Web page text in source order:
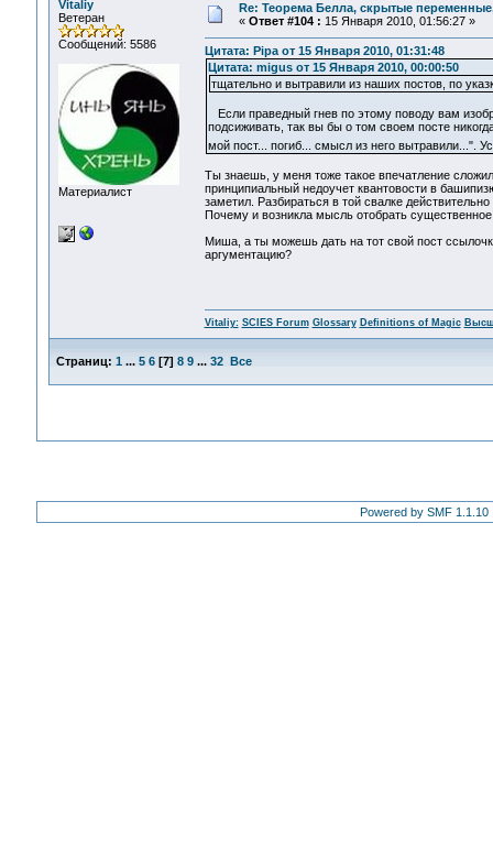
Vitaliy
Ветеран
Сообщений: 5586
Материалист
Re: Теорема Белла, скрытые
« Ответ #104 : 15 Января 2010, 01:56:27 »
Цитата: Pipa от 15 Января 2010, 01:31:48
Цитата: migus от 15 Января 2010, 00:00:50
тщательно и вытравили из наших постов, по
Если праведный гнев по этому поводу вам
подсиживать, так вы бы о том своем посте
мой пост... погиб... смысл из него вытравили...".
Ты знаешь, у меня тоже такое впечатление
принципиальный недоучет квантовоcти в
заметил. Разбираться в той свалке
Почему и возникла мысль отобрать
Миша, а ты можешь дать на тот свой пост
аргументацию?
Vitaliy: SCIES Forum Glossary Definitions of Magic
Страниц: 1 ... 5 6[7] 8 9 ... 32 Все
Powered by SMF 1.1.10